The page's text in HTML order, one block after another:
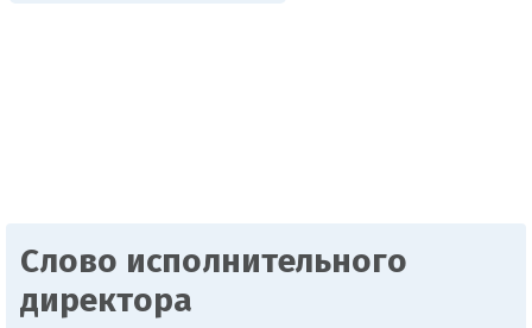
Слово исполнительного
директора